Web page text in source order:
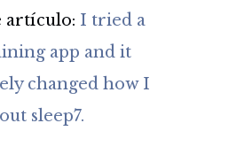
artículo: I tried a
app and it
changed how I
sleep7.